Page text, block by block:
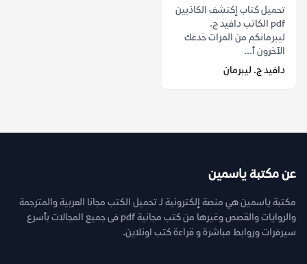
تحميل كتاب إكتشف الكاذبين
pdf الكاتب دافيد ج.
ليبرمانكم من المرات خدعك
الآخرون أ...
دافيد ج. ليبرمان
عن مكتبة ياسمين
مكتبة ياسمين هي منصة إلكترونية لـ تحميل الكتب مجانا العربية والمترجمة
والروايات والقصص وغيرها من كتب مجانية pdf فى جميع المجالات بأسرع
سيرفرات وروابط مباشرة و قراءة كتب اونلاين.